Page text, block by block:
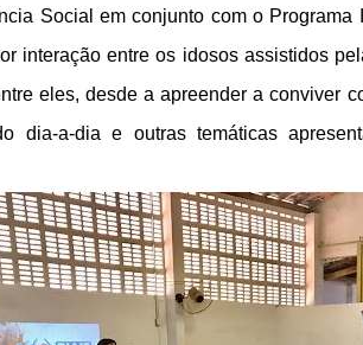
Social em conjunto com o
interação entre os idosos assistidos
eles, desde a apreender a conviver
dia-a-dia e outras temáticas